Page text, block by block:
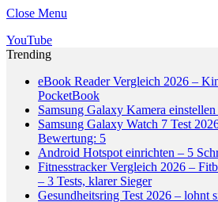
Close Menu
YouTube
Trending
eBook Reader Vergleich 2026 –
PocketBook
Samsung Galaxy Kamera
Samsung Galaxy Watch 7 Test
Bewertung: 5
Android Hotspot einrichten – 5
Fitnesstracker Vergleich 2026 –
– 3 Tests, klarer Sieger
Gesundheitsring Test 2026 – lohnt